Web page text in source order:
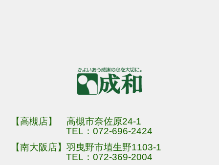
【高槻店】 高槻市奈佐原24-1
TEL：072-696-2424
【南大阪店】羽曳野市埴生野1103-1
TEL：072-369-2004